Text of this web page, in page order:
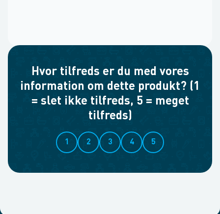
Hvor tilfreds er du med vores
information om dette produkt? (1
= slet ikke tilfreds, 5 = meget
tilfreds)
1 2 3 4 5